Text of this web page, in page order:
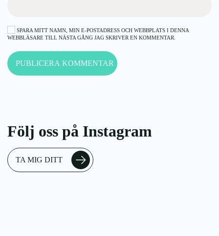
SPARA MITT NAMN, MIN E-POSTADRESS OCH WEBBPLATS I DENNA
WEBBLÄSARE TILL NÄSTA GÅNG JAG SKRIVER EN KOMMENTAR.
PUBLICERA KOMMENTAR
Följ oss på Instagram
TA MIG DITT